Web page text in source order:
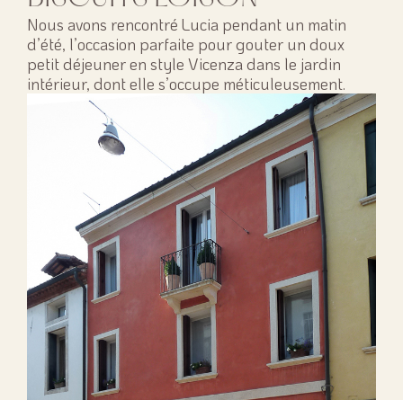
Nous avons rencontré Lucia pendant un matin
d’été, l’occasion parfaite pour gouter un doux
petit déjeuner en style Vicenza dans le jardin
intérieur, dont elle s’occupe méticuleusement.